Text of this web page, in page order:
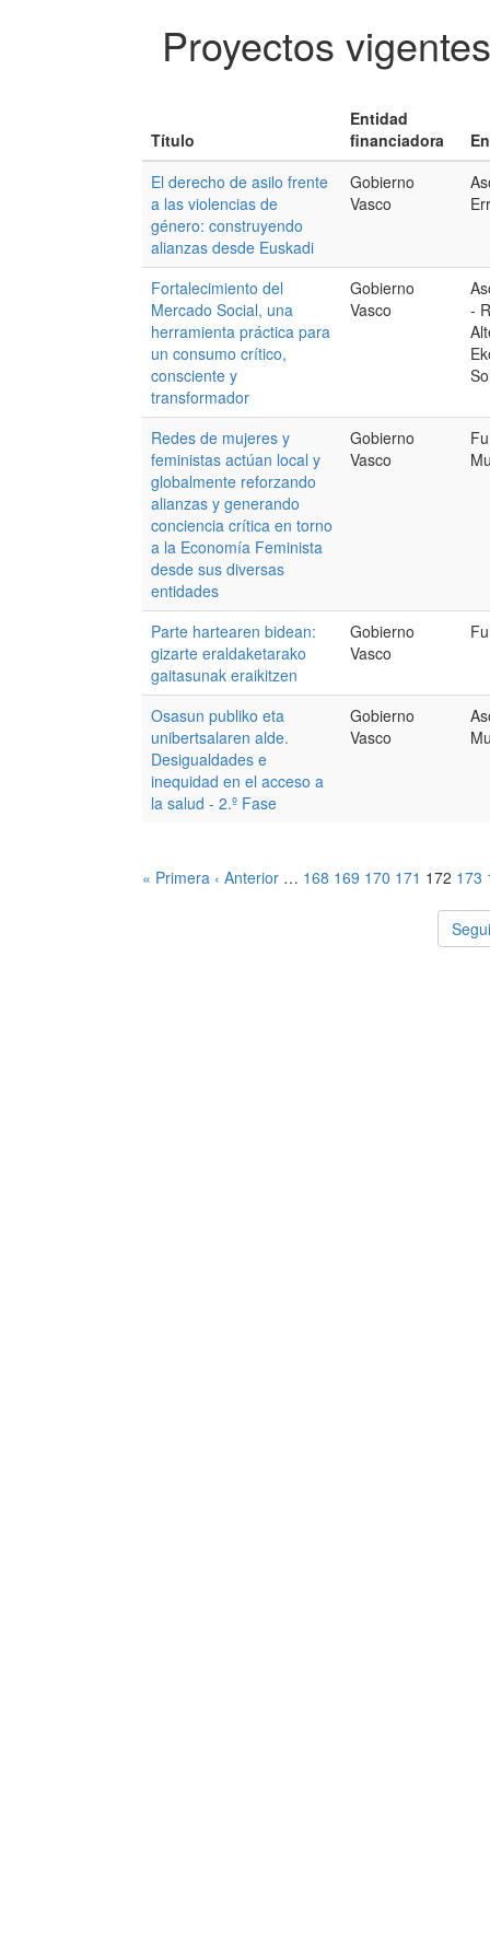
Proyectos
Título
Entidad
financiadora
El derecho de asilo frente
a las violencias de
género: construyendo
alianzas desde Euskadi
Gobierno
Vasco
Fortalecimiento del
Mercado Social, una
herramienta práctica para
un consumo crítico,
consciente y
transformador
Gobierno
Vasco
-
Redes de mujeres y
feministas actúan local y
globalmente reforzando
alianzas y generando
conciencia crítica en torno
a la Economía Feminista
desde sus diversas
entidades
Gobierno
Vasco
Parte hartearen bidean:
gizarte eraldaketarako
gaitasunak eraikitzen
Gobierno
Vasco
Osasun publiko eta
unibertsalaren alde.
Desigualdades e
inequidad en el acceso a
la salud - 2.º Fase
Gobierno
Vasco
« Primera ‹ Anterior … 168 169 170 171 172 173